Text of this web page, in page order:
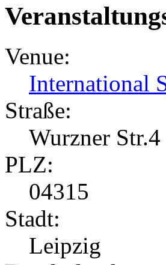
Venue:
International
Straße:
Wurzner Str.4
PLZ:
04315
Stadt:
Leipzig